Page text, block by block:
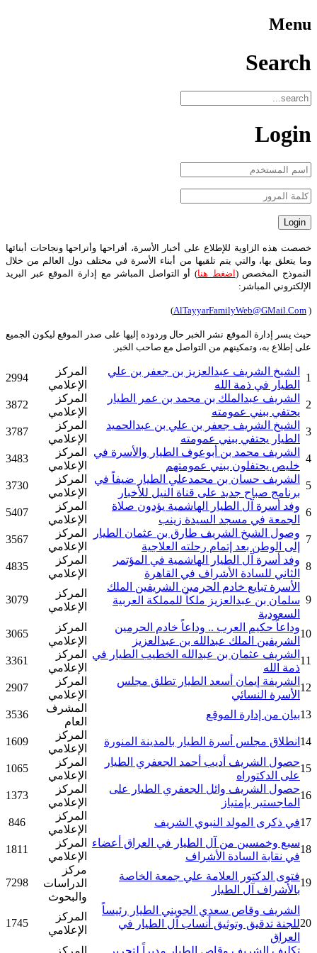
Menu
Search
Login
خصصت هذه الزاوية للإطلاع على أخبار الأسرة، أفراحها وأتراحها ونجاحات أبنائها
وما يتعلق بها، والتي يتم تلقيها من أبناء الأسرة في مختلف دول العالم من خلال
النموذج المخصص(اضغط هنا) أو التواصل المباشر مع إدارة الموقع عبر البريد
الإلكتروني المباشر:
(
AlTayyarFamilyWeb@GMail.Com
)
حيث يسر إدارة الموقع نشر الخبر حال وردوده إليها على صدر الموقع ليكون الجميع
على إطلاع به، وتمكينهم من التواصل مع صاحب الخبر.
1
الشيخ الشريف عبدالعزيز بن جعفر بن علي
الطيار في ذمة الله
المركز
الإعلامي
2994
2
الشريف عبدالملك بن محمد بن عمر الطيار
يحتفي ببني عمومته
المركز
الإعلامي
3872
3
الشيخ الشريف جعفر بن علي بن عبدالحميد
الطيار يحتفي ببني عمومته
المركز
الإعلامي
3787
4
الشريف محمد بن أبوعوف الطيار والأسرة في
خليص يحتفلون ببني عمومتهم
المركز
الإعلامي
3483
5
الشريف حسان بن محمدعلي الطيار ضيفاً في
برنامج صباح جديد على قناة النيل للأخبار
المركز
الإعلامي
3730
6
وفد أسرة آل الطيار الهاشمية يؤدون صلاة
الجمعة في مسجد السيدة زينب
المركز
الإعلامي
5407
7
وصول الشيخ الشريف طارق بن عثمان الطيار
إلى الوطن بعد إتمام رحلته العلاجية
المركز
الإعلامي
3567
8
وفد أسرة آل الطيار الهاشمية في المؤتمر
الثاني للسادة الأشراف في القاهرة
المركز
الإعلامي
4835
9
الأسرة تبايع خادم الحرمين الشريفين الملك
سلمان بن عبدالعزيز ملكاً للمملكة العربية
السعودية
المركز
الإعلامي
3079
10
وداعاً حكيم العرب .. وداعاً خادم الحرمين
الشريفين الملك عبدالله بن عبدالعزيز
المركز
الإعلامي
3065
11
الشريف عثمان بن عبدالله الخطيب الطيار في
ذمة الله
المركز
الإعلامي
3361
12
الشريفة إيمان أسعد الطيار تطلق مجلس
الأسرة النسائي
المركز
الإعلامي
2907
13بيان من إدارة الموقع
المشرف
العام
3536
14 انطلاق مجلس أسرة الطيار بالمدينة المنورة
المركز
الإعلامي
1609
15
حصول الشريف أديب أحمد الجعفري الطيار
على الدكتوراه
المركز
الإعلامي
1065
16
حصول الشريف وائل الجعفري الطيار على
الماجستير بإمتياز
المركز
الإعلامي
1373
17في ذكرى المولد النبوي الشريف
المركز
الإعلامي
846
18
سبع وخمسين من آل الطيار في العراق أعضاء
في نقابة السادة الأشراف
المركز
الإعلامي
1811
19
فتوى الدكتور العلامة علي جمعة الخاصة
بالأشراف آل الطيار
مركز
الدراسات
والبحوث
7298
20
الشريف وقاص سعدي الجويني الطيار رئيساً
للجنة تدقيق وتوثيق أنساب آل الطيار في
العراق
المركز
الإعلامي
1745